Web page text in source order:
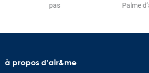
pas
Palme
à propos d'air&me